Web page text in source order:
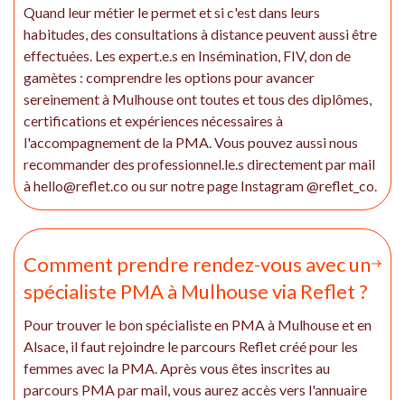
Quand leur métier le permet et si c'est dans leurs
habitudes, des consultations à distance peuvent aussi être
effectuées. Les expert.e.s en Insémination, FIV, don de
gamètes : comprendre les options pour avancer
sereinement à Mulhouse ont toutes et tous des diplômes,
certifications et expériences nécessaires à
l'accompagnement de la PMA. Vous pouvez aussi nous
recommander des professionnel.le.s directement par mail
à hello@reflet.co ou sur notre page Instagram @reflet_co.
Comment prendre rendez-vous avec un
spécialiste PMA à Mulhouse via Reflet ?
Pour trouver le bon spécialiste en PMA à Mulhouse et en
Alsace, il faut rejoindre le parcours Reflet créé pour les
femmes avec la PMA. Après vous êtes inscrites au
parcours PMA par mail, vous aurez accès vers l'annuaire